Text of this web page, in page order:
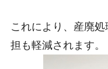
これにより、産廃
担も軽減されます。